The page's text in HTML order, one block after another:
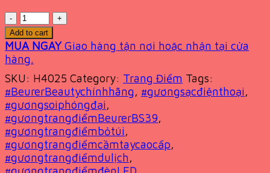
Quantity
Add to cart
MUA NGAY Giao hàng tận nơi hoặc nhận tại cửa
hàng.
SKU: H4025 Category: Trang Điểm Tags:
#BeurerBeautychínhhãng, #gươngsạcđiệnthoại,
#gươngsoiphóngđại,
#gươngtrangđiểmBeurerBS39,
#gươngtrangđiểmbỏtúi,
#gươngtrangđiểmcầmtaycaocấp,
#gươngtrangđiểmdulịch,